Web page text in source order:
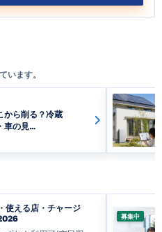
います。
から削る？冷蔵
車の見…
使える店・チャージ
募集中